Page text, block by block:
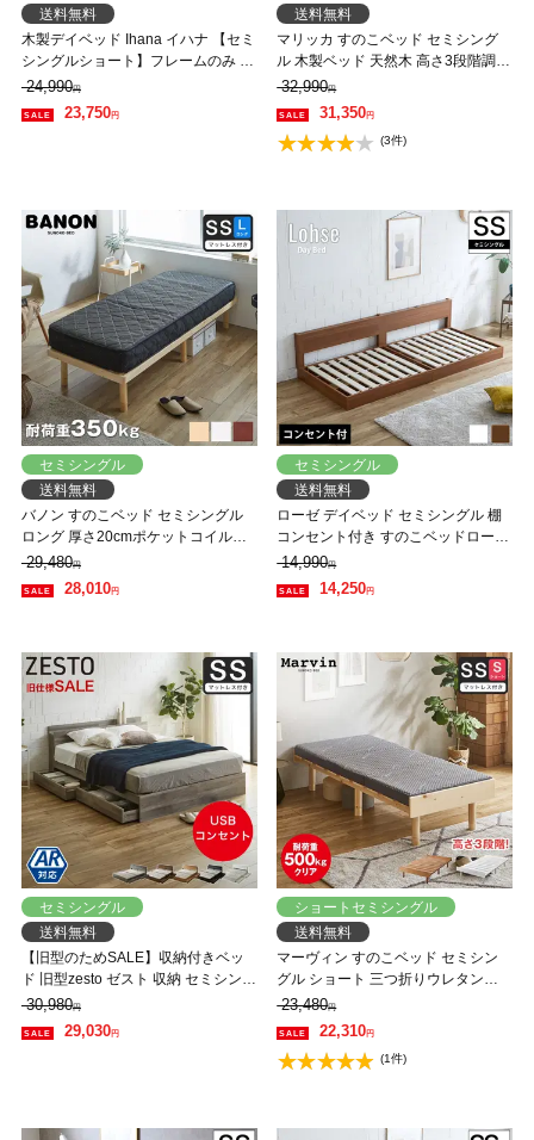
送料無料
木製デイベッド Ihana イハナ 【セミ
シングルショート】フレームのみ す
のこベッド ベンチソファ ソファベ
ッド 【大型家具配送】
24,990円
23,750円
送料無料
マリッカ すのこベッド セミシング
ル 木製ベッド 天然木 高さ3段階調節
棚・コンセント付き ナチュラル ホ
ワイト ブラウン 北欧調 【フレーム
のみ】 【大型家具配送】
32,990円
31,350円
(3件)
セミシングル
送料無料
バノン すのこベッド セミシングル
ロング 厚さ20cmポケットコイルマ
ットレスセット ロングサイズ 長さ
210cm 木製 耐荷重350kg 組立簡単
ヘッドレス 高さ4段階
29,480円
28,010円
セミシングル
送料無料
ローゼ デイベッド セミシングル 棚
コンセント付き すのこベッドローベ
ッド ソファベッド ベッドフレーム
14,990円
14,250円
セミシングル
送料無料
【旧型のためSALE】収納付きベッ
ド 旧型zesto ゼスト 収納 セミシング
ルベッド 高密度バリューポケットコ
イルマットレス付き 収納付き USB
ポート付き セミシングル すのこベ
30,980円
29,030円
ショートセミシングル
送料無料
マーヴィン すのこベッド セミシン
グル ショート 三つ折りウレタンマ
ットレスセット 木製 頑丈 耐荷重
500kg ヘッドレス 高さ3段階
23,480円
22,310円
(1件)